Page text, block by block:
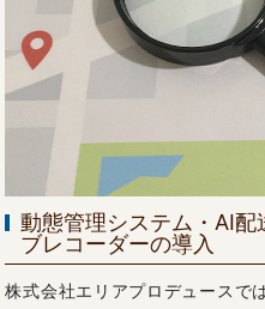
動態管理システム・AI配
ブレコーダーの導入
株式会社エリアプロデュースで